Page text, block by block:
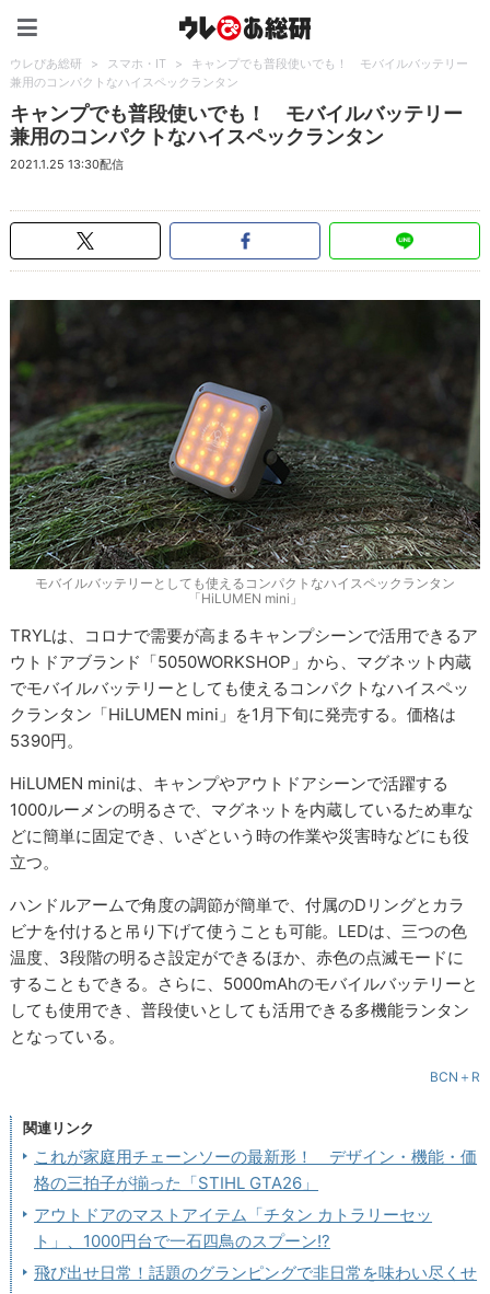
ウレぴあ総研 > スマホ・IT >
キャンプでも普段使いでも！ モバイルバッテリー
兼用のコンパクトなハイスペックランタン
キャンプでも普段使いでも！ モバイルバッテリー
兼用のコンパクトなハイスペックランタン
2021.1.25 13:30配信
モバイルバッテリーとしても使えるコンパクトなハイスペックランタン
「HiLUMEN mini」
TRYLは、コロナで需要が高まるキャンプシーンで活用できるア
ウトドアブランド「5050WORKSHOP」から、マグネット内蔵
でモバイルバッテリーとしても使えるコンパクトなハイスペッ
クランタン「HiLUMEN mini」を1月下旬に発売する。価格は
5390円。
HiLUMEN miniは、キャンプやアウトドアシーンで活躍する
1000ルーメンの明るさで、マグネットを内蔵しているため車な
どに簡単に固定でき、いざという時の作業や災害時などにも役
立つ。
ハンドルアームで角度の調節が簡単で、付属のDリングとカラ
ビナを付けると吊り下げて使うことも可能。LEDは、三つの色
温度、3段階の明るさ設定ができるほか、赤色の点滅モードに
することもできる。さらに、5000mAhのモバイルバッテリーと
しても使用でき、普段使いとしても活用できる多機能ランタン
となっている。
BCN＋R
関連リンク
これが家庭用チェーンソーの最新形！ デザイン・機能・価
格の三拍子が揃った「STIHL GTA26」
アウトドアのマストアイテム「チタン カトラリーセッ
ト」、1000円台で一石四鳥のスプーン!?
飛び出せ日常！話題のグランピングで非日常を味わい尽くせ